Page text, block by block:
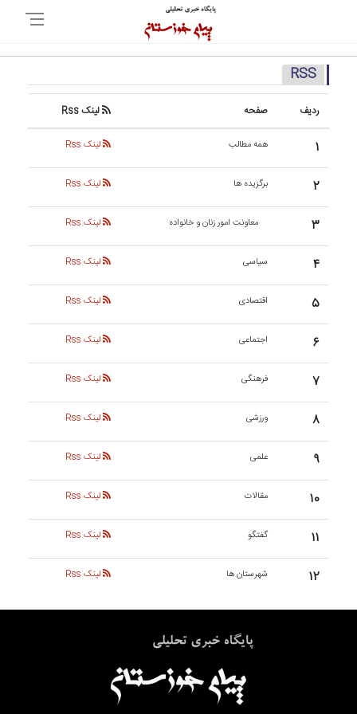
RSS
ردیف صفحه لینک Rss
۱ همه مطالب لینک Rss
۲ برگزیده ها لینک Rss
۳ معاونت امور زنان و خانواده لینک Rss
۴ سیاسی لینک Rss
۵ اقتصادی لینک Rss
۶ اجتماعی لینک Rss
۷ فرهنگی لینک Rss
۸ ورزشی لینک Rss
۹ علمی لینک Rss
۱۰ مقالات لینک Rss
۱۱ گفتگو لینک Rss
۱۲ شهرستان ها لینک Rss